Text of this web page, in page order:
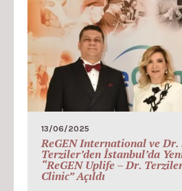
13/06/2025
ReGEN International ve Dr.
Terziler’den İstanbul’da
“ReGEN Uplife – Dr.
Clinic” Açıldı